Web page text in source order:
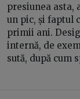
presiunea asta,
un pic, și faptul
primii ani.
internă, de
sută, după cum